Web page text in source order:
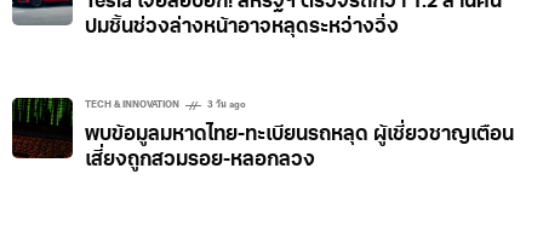
ปมชิ้นช่วงล่างหน้าอาจหลุดระหว่างวิ่ง
TECH & INNOVATION 3 วัน ago
พบข้อมูลมหาดไทย-ทะเบียนรถหลุด ผู้เชี่ยวชาญเตือน
เสี่ยงถูกสวมรอย-หลอกลวง